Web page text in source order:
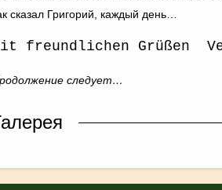
сказал Григорий, каждый день…
freundlichen Grüßen
следует…